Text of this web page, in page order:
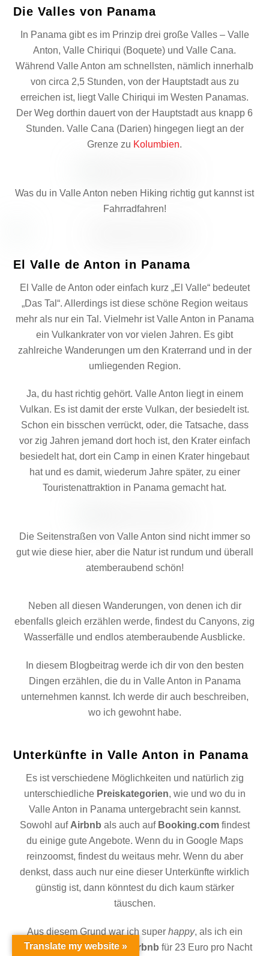
Die Valles von Panama
In Panama gibt es im Prinzip drei große Valles – Valle
Anton, Valle Chiriqui (Boquete) und Valle Cana.
Während Valle Anton am schnellsten, nämlich innerhalb
von circa 2,5 Stunden, von der Hauptstadt aus zu
erreichen ist, liegt Valle Chiriqui im Westen Panamas.
Der Weg dorthin dauert von der Hauptstadt aus knapp 6
Stunden. Valle Cana (Darien) hingegen liegt an der
Grenze zu Kolumbien.
Was du in Valle Anton neben Hiking richtig gut kannst ist
Fahrradfahren!
El Valle de Anton in Panama
El Valle de Anton oder einfach kurz „El Valle“ bedeutet
„Das Tal“. Allerdings ist diese schöne Region weitaus
mehr als nur ein Tal. Vielmehr ist Valle Anton in Panama
ein Vulkankrater von vor vielen Jahren. Es gibt
zahlreiche Wanderungen um den Kraterrand und in der
umliegenden Region.
Ja, du hast richtig gehört. Valle Anton liegt in einem
Vulkan. Es ist damit der erste Vulkan, der besiedelt ist.
Schon ein bisschen verrückt, oder, die Tatsache, dass
vor zig Jahren jemand dort hoch ist, den Krater einfach
besiedelt hat, dort ein Camp in einen Krater hingebaut
hat und es damit, wiederum Jahre später, zu einer
Touristenattraktion in Panama gemacht hat.
Die Seitenstraßen von Valle Anton sind nicht immer so
gut wie diese hier, aber die Natur ist rundum und überall
atemberaubend schön!
Neben all diesen Wanderungen, von denen ich dir
ebenfalls gleich erzählen werde, findest du Canyons, zig
Wasserfälle und endlos atemberaubende Ausblicke.
In diesem Blogbeitrag werde ich dir von den besten
Dingen erzählen, die du in Valle Anton in Panama
unternehmen kannst. Ich werde dir auch beschreiben,
wo ich gewohnt habe.
Unterkünfte in Valle Anton in Panama
Es ist verschiedene Möglichkeiten und natürlich zig
unterschiedliche Preiskategorien, wie und wo du in
Valle Anton in Panama untergebracht sein kannst.
Sowohl aufAirbnb als auch auf Booking.comfindest
du einige gute Angebote. Wenn du in Google Maps
reinzoomst, findest du weitaus mehr. Wenn du aber
denkst, dass auch nur eine dieser Unterkünfte wirklich
günstig ist, dann könntest du dich kaum stärker
täuschen.
Aus diesem Grund war ich super happy, als ich ein
kleines Schnäppchen auf Airbnb für 23 Euro pro Nacht
Top
Translate my website »